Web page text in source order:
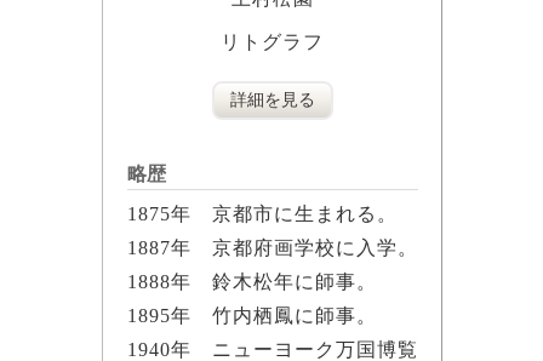
リトグラフ
詳細を見る
略歴
1875年 京都市に生まれる。
1887年 京都府画学校に入学。
1888年 鈴木松年に師事。
1895年 竹内栖鳳に師事。
1940年 ニューヨーク万国博覧